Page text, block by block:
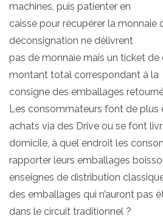
machines, puis patienter en
caisse pour récupérer la monnaie
déconsignation ne délivrent
pas de monnaie mais un ticket de
montant total correspondant à la
consigne des emballages
Les consommateurs font de plus
achats via des Drive ou se font
domicile, à quel endroit les
rapporter leurs emballages
enseignes de distribution
des emballages qui n’auront pas
dans le circuit traditionnel ?